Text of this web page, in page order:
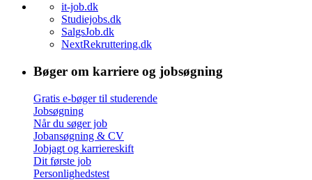
it-job.dk
Studiejobs.dk
SalgsJob.dk
NextRekruttering.dk
Bøger om karriere og jobsøgning
Gratis e-bøger til studerende
Jobsøgning
Når du søger job
Jobansøgning & CV
Jobjagt og karriereskift
Dit første job
Personlighedstest